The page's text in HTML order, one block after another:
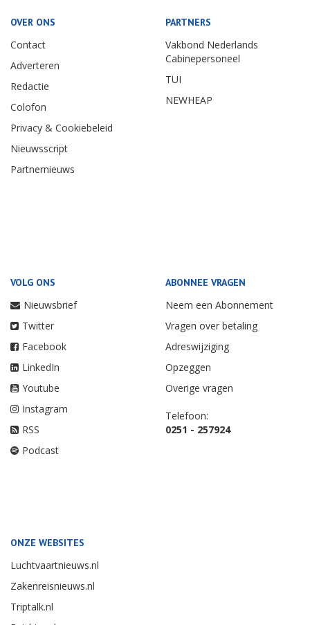
OVER ONS
Contact
Adverteren
Redactie
Colofon
Privacy & Cookiebeleid
Nieuwsscript
Partnernieuws
PARTNERS
Vakbond Nederlands
Cabinepersoneel
TUI
NEWHEAP
VOLG ONS
Nieuwsbrief
Twitter
Facebook
LinkedIn
Youtube
Instagram
RSS
Podcast
ABONNEE VRAGEN
Neem een Abonnement
Vragen over betaling
Adreswijziging
Opzeggen
Overige vragen
Telefoon:
0251 - 257924
ONZE WEBSITES
Luchtvaartnieuws.nl
Zakenreisnieuws.nl
Triptalk.nl